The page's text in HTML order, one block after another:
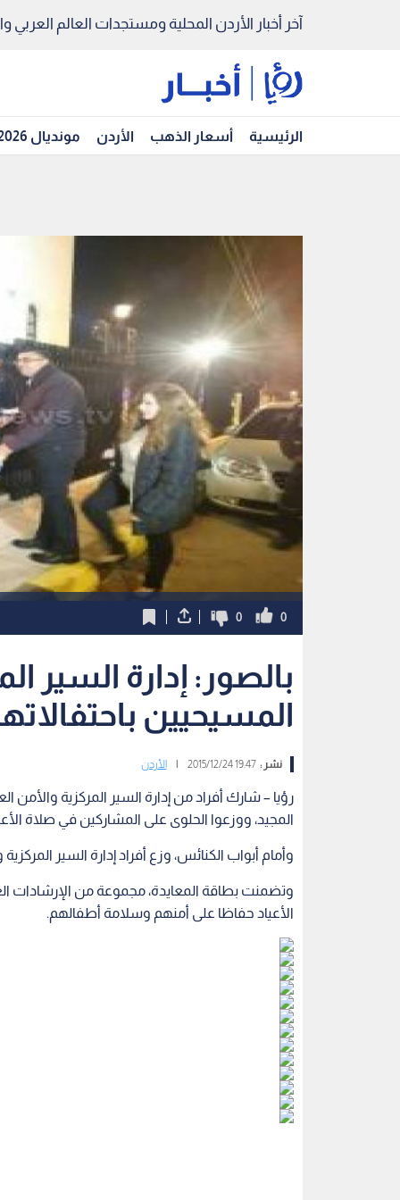
آخر أخبار الأردن المحلية ومستجدات العالم العربي
الرئيسية أسعار الذهب الأردن مونديال 2026
0
0
بالصور: إدارة السير
المسيحيين
نشر :19:47 2015/12/24 الأردن
رؤيا – شارك أفراد من إدارة السير المركزية والأمن
المجيد، ووزعوا الحلوى على المشاركين في صلاة
وأمام أبواب الكنائس، وزع أفراد إدارة السير
وتضمنت بطاقة المعايدة، مجموعة من الإرشادات
الأعياد حفاظا على أمنهم وسلامة أطفالهم.